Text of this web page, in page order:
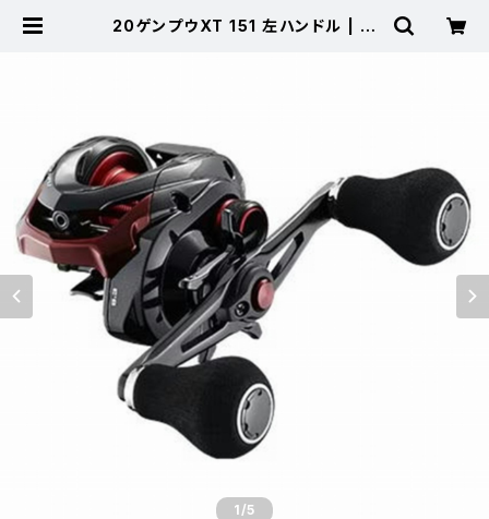
20ゲンプウXT 151 左ハンドル | 東
1/5